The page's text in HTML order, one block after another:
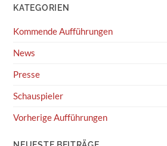
KATEGORIEN
Kommende Aufführungen
News
Presse
Schauspieler
Vorherige Aufführungen